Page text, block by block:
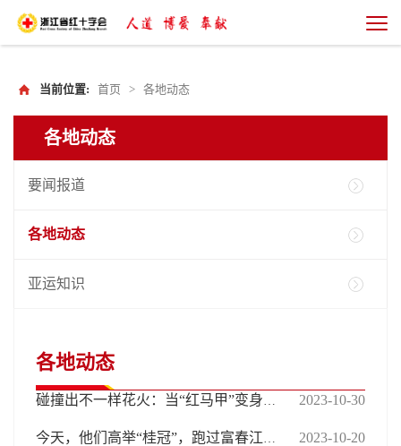
当前位置: 首页 > 各地动态
各地动态
要闻报道
各地动态
亚运知识
各地动态
碰撞出不一样花火：当“红马甲”变身成为“小青荷” 2023-10-30
今天，他们高举“桂冠”，跑过富春江畔 2023-10-20